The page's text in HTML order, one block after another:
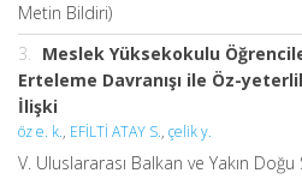
Metin Bildiri)
3. Meslek Yüksekokulu
Erteleme Davranışı ile Öz-
İlişki
öz e. k., EFİLTİ ATAY S., çelik y.
V. Uluslararası Balkan ve Yakın